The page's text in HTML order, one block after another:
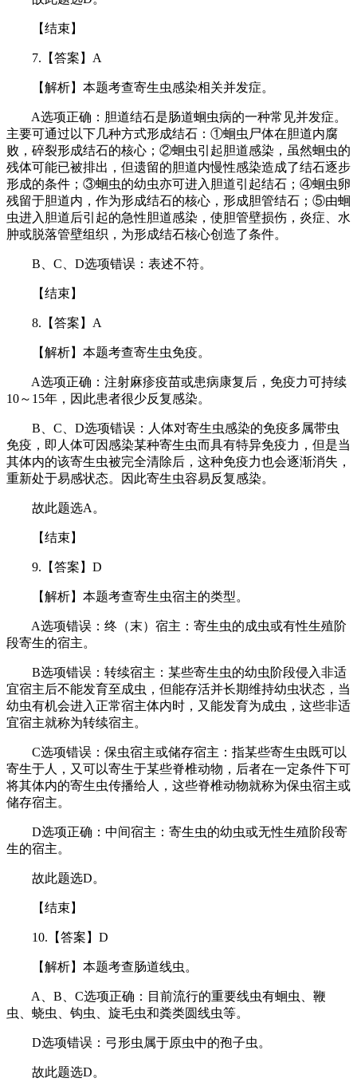
【结束】
7.【答案】A
【解析】本题考查寄生虫感染相关并发症。
A选项正确：胆道结石是肠道蛔虫病的一种常见并发症。
主要可通过以下几种方式形成结石：①蛔虫尸体在胆道内腐
败，碎裂形成结石的核心；②蛔虫引起胆道感染，虽然蛔虫的
残体可能已被排出，但遗留的胆道内慢性感染造成了结石逐步
形成的条件；③蛔虫的幼虫亦可进入胆道引起结石；④蛔虫卵
残留于胆道内，作为形成结石的核心，形成胆管结石；⑤由蛔
虫进入胆道后引起的急性胆道感染，使胆管壁损伤，炎症、水
肿或脱落管壁组织，为形成结石核心创造了条件。
B、C、D选项错误：表述不符。
【结束】
8.【答案】A
【解析】本题考查寄生虫免疫。
A选项正确：注射麻疹疫苗或患病康复后，免疫力可持续
10～15年，因此患者很少反复感染。
B、C、D选项错误：人体对寄生虫感染的免疫多属带虫
免疫，即人体可因感染某种寄生虫而具有特异免疫力，但是当
其体内的该寄生虫被完全清除后，这种免疫力也会逐渐消失，
重新处于易感状态。因此寄生虫容易反复感染。
故此题选A。
【结束】
9.【答案】D
【解析】本题考查寄生虫宿主的类型。
A选项错误：终（末）宿主：寄生虫的成虫或有性生殖阶
段寄生的宿主。
B选项错误：转续宿主：某些寄生虫的幼虫阶段侵入非适
宜宿主后不能发育至成虫，但能存活并长期维持幼虫状态，当
幼虫有机会进入正常宿主体内时，又能发育为成虫，这些非适
宜宿主就称为转续宿主。
C选项错误：保虫宿主或储存宿主：指某些寄生虫既可以
寄生于人，又可以寄生于某些脊椎动物，后者在一定条件下可
将其体内的寄生虫传播给人，这些脊椎动物就称为保虫宿主或
储存宿主。
D选项正确：中间宿主：寄生虫的幼虫或无性生殖阶段寄
生的宿主。
故此题选D。
【结束】
10.【答案】D
【解析】本题考查肠道线虫。
A、B、C选项正确：目前流行的重要线虫有蛔虫、鞭
虫、蛲虫、钩虫、旋毛虫和粪类圆线虫等。
D选项错误：弓形虫属于原虫中的孢子虫。
故此题选D。